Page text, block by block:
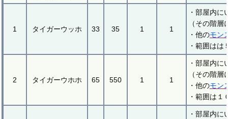
1 タイガーウッホ 33 35 1 1
・部屋内に
（その階層
・他のモン
・範囲は
2 タイガーウホホ 65 550 1 1
・部屋内に
（その階層
・他のモン
・範囲は
・部屋内に